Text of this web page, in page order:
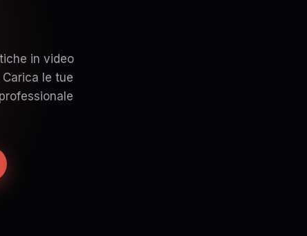
in video
le tue